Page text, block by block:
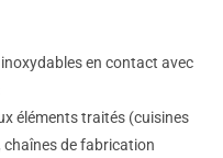
en contact avec
éléments traités (cuisines
chaînes de fabrication